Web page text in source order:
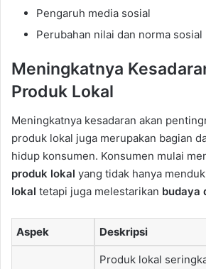
Pengaruh media sosial
Perubahan nilai dan norma sosial
Meningkatnya
Produk Lokal
Meningkatnya kesadaran akan
produk lokal juga merupakan bagian
hidup konsumen. Konsumen mulai
produk lokal yang tidak hanya
lokal tetapi juga melestarikan budaya
Aspek Deskripsi
Produk lokal